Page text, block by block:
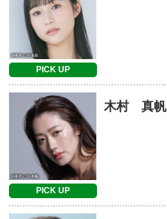
PICK UP
PICK UP
木村 真帆